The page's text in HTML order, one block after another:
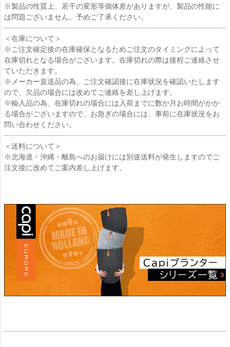
※製品の性質上、若干の変形等個体差がありますが、製品の性能に
は問題ございません。予めご了承ください。
＜在庫について＞
※ご注文確定後の在庫確保となるためご注文のタイミングによって
在庫切れとなる場合がございます。在庫切れの際は後程ご連絡させ
ていただきます。
※メーカー直送品の為、ご注文確認後に在庫状況を確認いたします
ので、欠品の場合には改めてご連絡を差し上げます。
※輸入品の為、在庫切れの場合には入荷までに数か月お時間がかか
る場合がございますので、お急ぎの場合には、事前に在庫状況をお
問い合わせください。
＜送料について＞
※北海道・沖縄・離島へのお届けには別途送料が発生しますのでご
注文後に改めてご案内差し上げます。